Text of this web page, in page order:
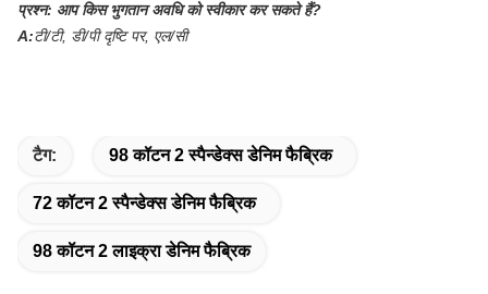
प्रश्न: आप किस भुगतान अवधि को स्वीकार कर सकते हैं?
A:टी/टी, डी/पी दृष्टि पर, एल/सी
टैग: 98 कॉटन 2 स्पैन्डेक्स डेनिम फैब्रिक
72 कॉटन 2 स्पैन्डेक्स डेनिम फैब्रिक
98 कॉटन 2 लाइक्रा डेनिम फैब्रिक